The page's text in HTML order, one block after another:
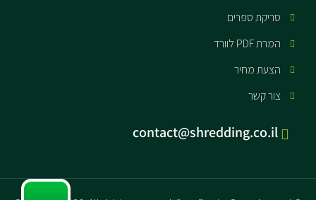
סריקת ספרים
המרת PDF לוורד
הצעת מחיר
צור קשר